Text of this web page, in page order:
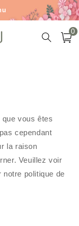
€50
Panier
0
0
vous êtes
cependant
la raison
Veuillez voir
notre politique de